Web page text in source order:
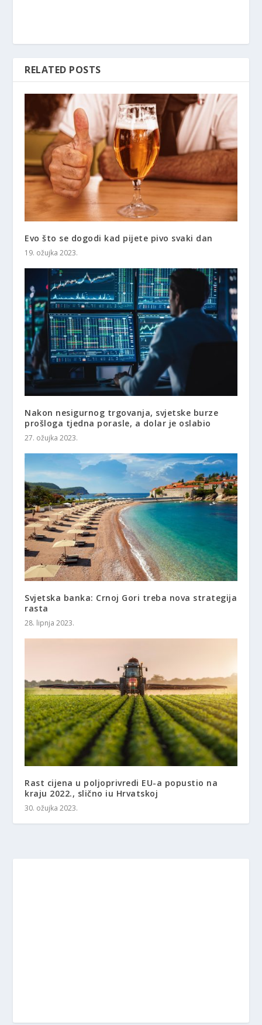
RELATED POSTS
Evo što se dogodi kad pijete pivo svaki dan
19. ožujka 2023.
Nakon nesigurnog trgovanja, svjetske burze
prošloga tjedna porasle, a dolar je oslabio
27. ožujka 2023.
Svjetska banka: Crnoj Gori treba nova strategija
rasta
28. lipnja 2023.
Rast cijena u poljoprivredi EU-a popustio na
kraju 2022., slično iu Hrvatskoj
30. ožujka 2023.